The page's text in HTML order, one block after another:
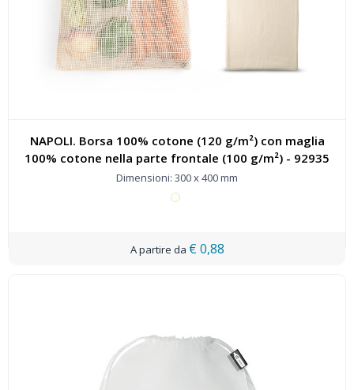
NAPOLI. Borsa 100% cotone (120 g/m²) con maglia
100% cotone nella parte frontale (100 g/m²) - 92935
Dimensioni: 300 x 400 mm
€ 0,88